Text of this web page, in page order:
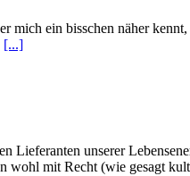
ein bisschen näher
[...]
unserer
mit Recht (wie gesagt